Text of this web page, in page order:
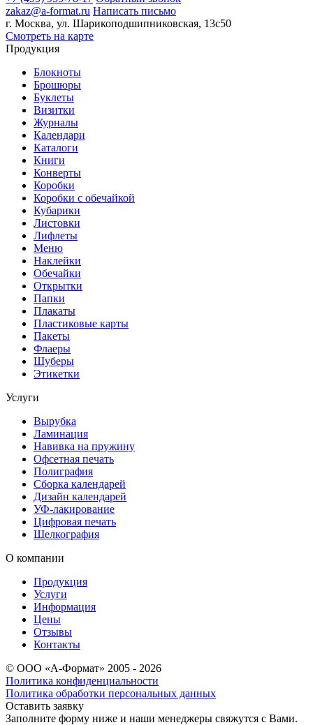
zakaz@a-format.ru Написать письмо
г. Москва, ул. Шарикоподшипниковская, 13с50
Смотреть на карте
Продукция
Блокноты
Брошюры
Буклеты
Визитки
Журналы
Календари
Каталоги
Книги
Конверты
Коробки
Коробки с обечайкой
Кубарики
Листовки
Лифлеты
Меню
Наклейки
Обечайки
Открытки
Папки
Плакаты
Пластиковые карты
Пакеты
Флаеры
Шуберы
Этикетки
Услуги
Вырубка
Ламинация
Навивка на пружину
Офсетная печать
Полиграфия
Сборка календарей
Дизайн календарей
УФ-лакирование
Цифровая печать
Шелкография
О компании
Продукция
Услуги
Информация
Цены
Отзывы
Контакты
© ООО «А-Формат» 2005 - 2026
Политика конфиденциальности
Политика обработки персональных данных
Оставить заявку
Заполните форму ниже и наши менеджеры свяжутся с Вами.